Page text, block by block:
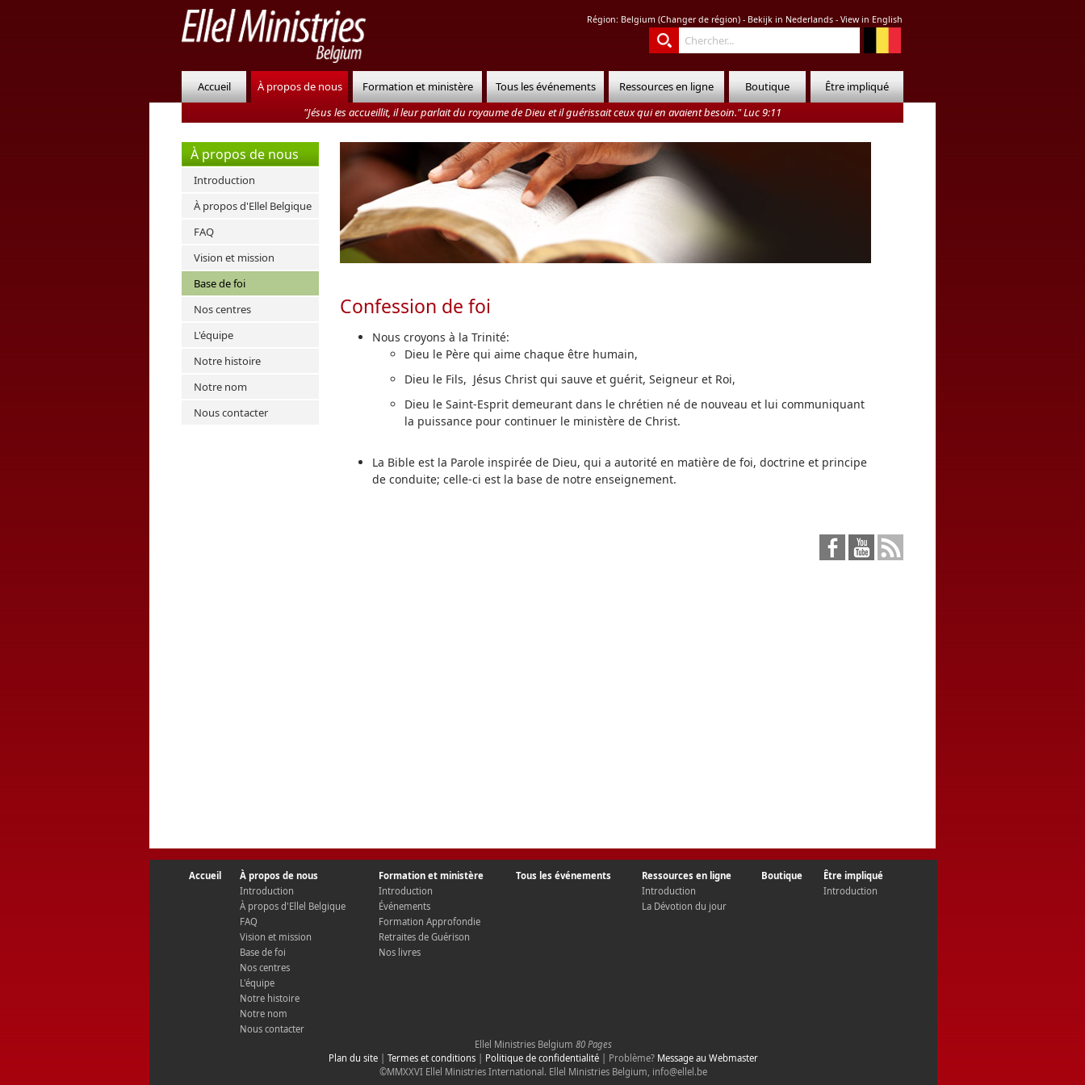
Région: Belgium (Changer de région) - Bekijk in Nederlands - View in English
Accueil À propos de nous Formation et ministère Tous les événements Ressources en ligne Boutique
Être impliqué
"Jésus les accueillit, il leur parlait du royaume de Dieu et il guérissait ceux qui en avaient besoin." Luc 9:11
À propos de nous
Introduction
À propos d'Ellel Belgique
FAQ
Vision et mission
Base de foi
Nos centres
L'équipe
Notre histoire
Notre nom
Nous contacter
Confession de foi
Nous croyons à la Trinité:
Dieu le Père qui aime chaque être humain,
Dieu le Fils, Jésus Christ qui sauve et guérit, Seigneur et Roi,
Dieu le Saint-Esprit demeurant dans le chrétien né de nouveau et lui communiquant
la puissance pour continuer le ministère de Christ.
La Bible est la Parole inspirée de Dieu, qui a autorité en matière de foi, doctrine et principe
de conduite; celle-ci est la base de notre enseignement.
Accueil
À propos de nous
Introduction
À propos d'Ellel Belgique
FAQ
Vision et mission
Base de foi
Nos centres
L'équipe
Notre histoire
Notre nom
Nous contacter
Formation et ministère
Introduction
Événements
Formation Approfondie
Retraites de Guérison
Nos livres
Tous les événements
Ressources en ligne
Introduction
La Dévotion du jour
Boutique
Être impliqué
Introduction
Ellel Ministries Belgium 80 Pages
Plan du site
Termes et conditions Politique de confidentialité | Problème? Message au Webmaster
©MMXXVI Ellel Ministries International. Ellel Ministries Belgium, info@ellel.be